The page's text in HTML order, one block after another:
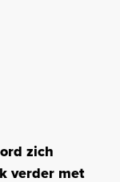
zich
verder met